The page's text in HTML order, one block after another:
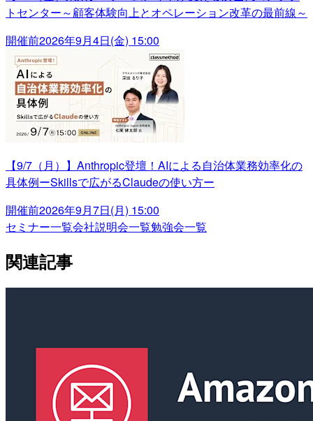
トセンター～顧客体験向上とオペレーション改革の最前線～
開催前2026年9月4日(金) 15:00
【9/7（月）】Anthropic登壇！AIによる自治体業務効率化の
具体例ーSkillsで広がるClaudeの使い方ー
開催前2026年9月7日(月) 15:00
セミナー一覧会社説明会一覧勉強会一覧
関連記事